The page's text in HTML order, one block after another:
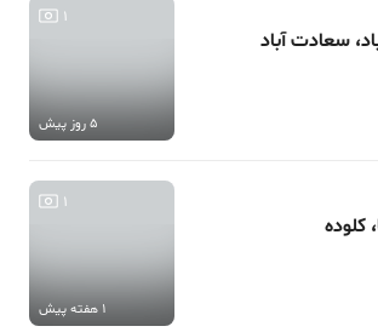
1
5 روز پیش
1
1 هفته پیش